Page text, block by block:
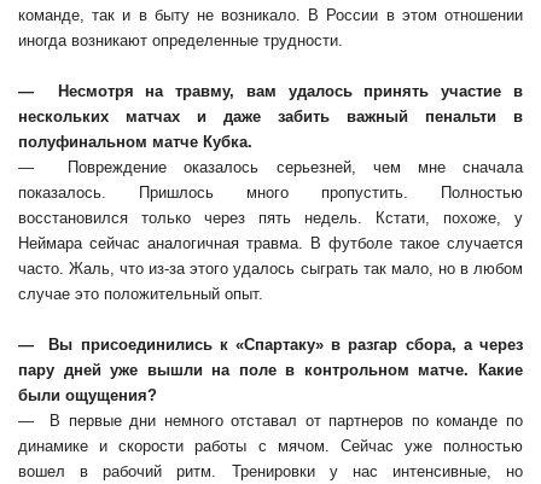
команде, так и в быту не возникало. В России в этом отношении
иногда возникают определенные трудности.
— Несмотря на травму, вам удалось принять участие в
нескольких матчах и даже забить важный пенальти в
полуфинальном матче Кубка.
— Повреждение оказалось серьезней, чем мне сначала
показалось. Пришлось много пропустить. Полностью
восстановился только через пять недель. Кстати, похоже, у
Неймара сейчас аналогичная травма. В футболе такое случается
часто. Жаль, что из-за этого удалось сыграть так мало, но в любом
случае это положительный опыт.
— Вы присоединились к «Спартаку» в разгар сбора, а через
пару дней уже вышли на поле в контрольном матче. Какие
были ощущения?
— В первые дни немного отставал от партнеров по команде по
динамике и скорости работы с мячом. Сейчас уже полностью
вошел в рабочий ритм. Тренировки у нас интенсивные, но